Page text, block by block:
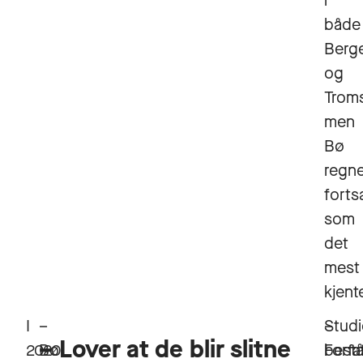
både
og
men
Bø
som
det
mest
I
2020
–
Bø
– Lover at de blir slitne
–